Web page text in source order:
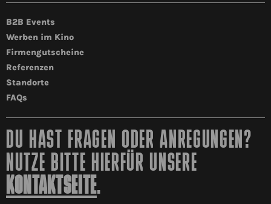
*Freiwillige Angaben
B2B Events
Werben im Kino
Firmengutscheine
Referenzen
Standorte
FAQs
DU HAST FRAGEN ODER ANREGUNGEN?
NUTZE BITTE HIERFÜR UNSERE
KONTAKTSEITE.